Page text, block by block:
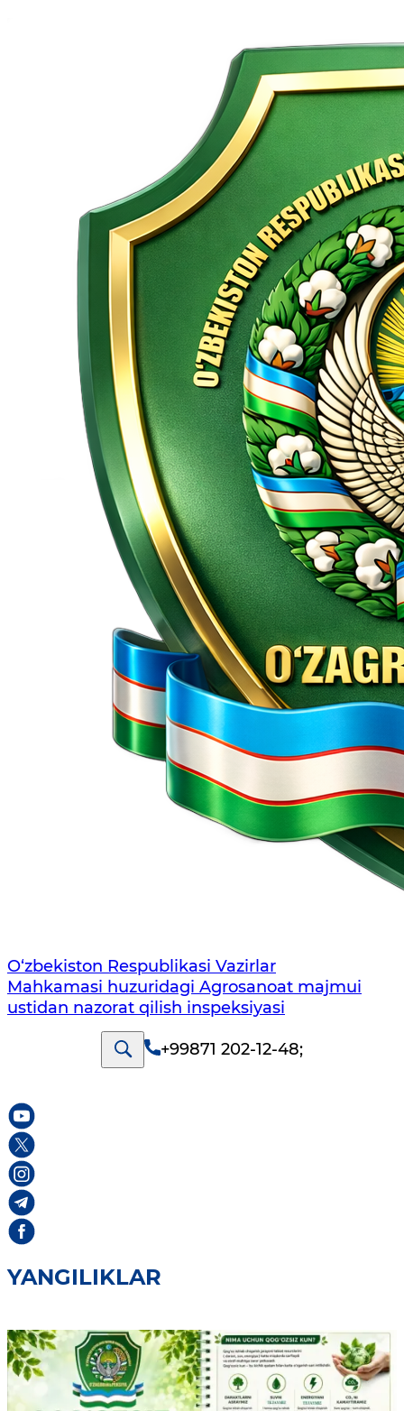
O‘zbekiston Respublikasi Vazirlar
Mahkamasi huzuridagi Agrosanoat majmui
ustidan nazorat qilish inspeksiyasi
+99871 202-12-48;
YANGILIKLAR